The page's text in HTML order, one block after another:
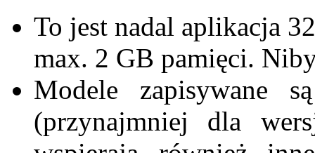
To jest nadal aplikacja
max. 2 GB pamięci.
Modele zapisywane
(przynajmniej dla